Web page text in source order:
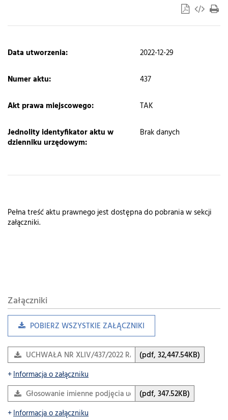
​Data utworzenia: 2022-12-29
Numer aktu: 437
Akt prawa miejscowego: TAK
Jednolity identyfikator aktu w
dzienniku urzędowym:
Brak danych
Pełna treść aktu prawnego jest dostępna do pobrania w sekcji
załączniki.
Załączniki
POBIERZ WSZYSTKIE ZAŁĄCZNIKI
UCHWAŁA NR XLIV/437/2022 RADY GMINY BOLESŁAW z
(pdf, 32,447.54KB)
Informacja o załączniku
Głosowanie imienne podjęcia uchwały(pdf, 347.52KB)
Informacja o załączniku